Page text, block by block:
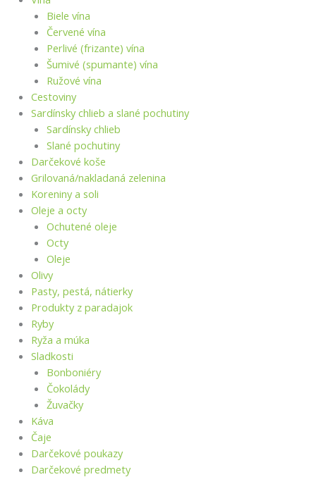
Biele vína
Červené vína
Perlivé (frizante) vína
Šumivé (spumante) vína
Ružové vína
Cestoviny
Sardínsky chlieb a slané pochutiny
Sardínsky chlieb
Slané pochutiny
Darčekové koše
Grilovaná/nakladaná zelenina
Koreniny a soli
Oleje a octy
Ochutené oleje
Octy
Oleje
Olivy
Pasty, pestá, nátierky
Produkty z paradajok
Ryby
Ryža a múka
Sladkosti
Bonboniéry
Čokolády
Žuvačky
Káva
Čaje
Darčekové poukazy
Darčekové predmety